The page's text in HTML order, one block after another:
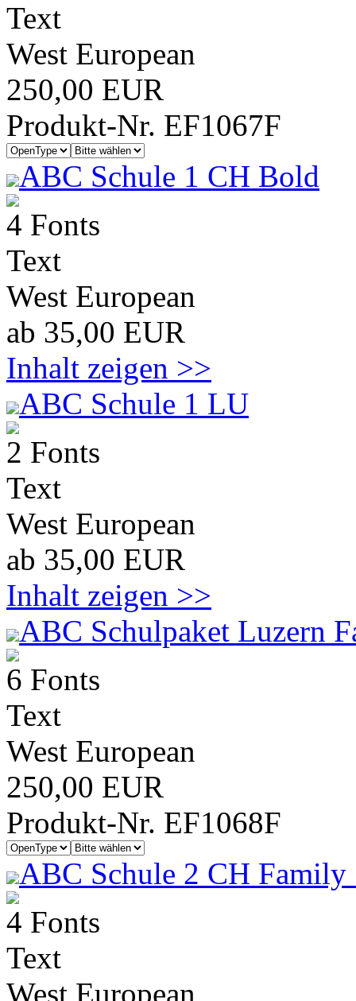
Text
West European
250,00 EUR
Produkt-Nr. EF1067F
ABC Schule 1 CH Bold
4 Fonts
Text
West European
ab 35,00 EUR
Inhalt zeigen >>
ABC Schule 1 LU
2 Fonts
Text
West European
ab 35,00 EUR
Inhalt zeigen >>
ABC Schulpaket Luzern
6 Fonts
Text
West European
250,00 EUR
Produkt-Nr. EF1068F
ABC Schule 2 CH Family
4 Fonts
Text
West European